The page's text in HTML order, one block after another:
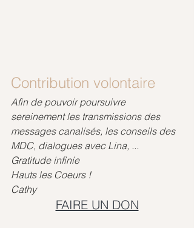
Contribution volontaire
Afin de pouvoir poursuivre
sereinement les transmissions des
messages canalisés, les conseils des
MDC, dialogues avec Lina, ...
Gratitude infinie
Hauts les Coeurs !
Cathy
FAIRE UN DON